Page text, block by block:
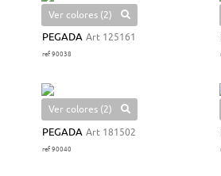
Ver colores (2)
PEGADA Art 125161
ref 90038
Ver colores (2)
PEGADA Art 181502
ref 90040